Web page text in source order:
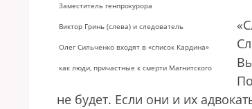
Заместитель генпрокурора
Виктор Гринь (слева) и следователь
Олег Сильченко входят в «список Кардина»
как люди, причастные к смерти Магнитского
не будет. Если они и их